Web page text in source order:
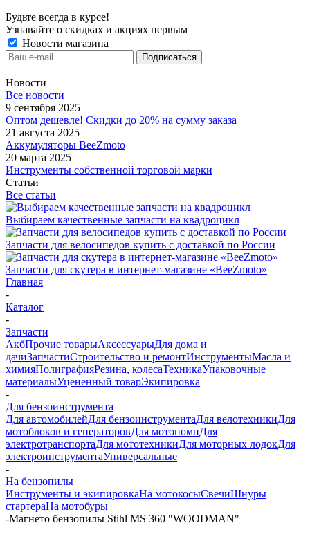
Будьте всегда в курсе!
Узнавайте о скидках и акциях первым
Новости магазина
Новости
Все новости
9 сентября 2025
Оптом дешевле! Скидки до 20% на сумму заказа
21 августа 2025
Аккумуляторы BeeZmoto
20 марта 2025
Инструменты собственной торговой марки
Статьи
Все статьи
Выбираем качественные запчасти на квадроцикл
Запчасти для велосипедов купить с доставкой по России
Запчасти для скутера в интернет-магазине «BeeZmoto»
Главная
-
Каталог
-
Запчасти
АкбПрочие товарыАксессуарыДля дома и
дачиЗапчастиСтроительство и ремонтИнструментыМасла и
химияПолиграфияРезина, колесаТехникаУпаковочные
материалыУцененный товарЭкипировка
-
Для бензоинструмента
Для автомобилейДля бензоинструментаДля велотехникиДля
мотоблоков и генераторовДля мотопомпДля
электротранспортаДля мототехникиДля моторных лодокДля
электроинструментаУниверсальные
-
На бензопилы
Инструменты и экипировкаНа мотокосыСвечиШнуры
стартераНа мотобуры
-Магнето бензопилы Stihl MS 360 "WOODMAN"